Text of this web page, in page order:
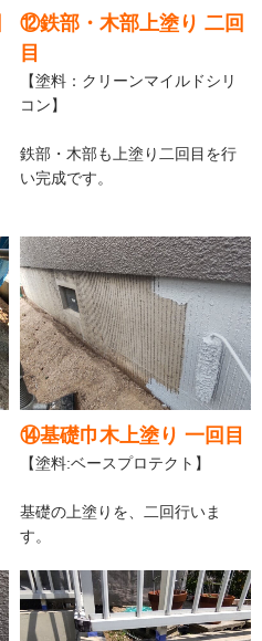
⑫鉄部・木部上塗り 二回
目
【塗料：クリーンマイルドシリ
コン】
鉄部・木部も上塗り二回目を行
い完成です。
⑭基礎巾木上塗り 一回目
【塗料:ベースプロテクト】
基礎の上塗りを、二回行いま
す。